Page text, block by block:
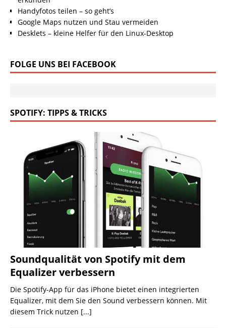
Handyfotos teilen – so geht’s
Google Maps nutzen und Stau vermeiden
Desklets – kleine Helfer für den Linux-Desktop
FOLGE UNS BEI FACEBOOK
SPOTIFY: TIPPS & TRICKS
Soundqualität von Spotify mit dem
Equalizer verbessern
Die Spotify-App für das iPhone bietet einen integrierten
Equalizer, mit dem Sie den Sound verbessern können. Mit
diesem Trick nutzen [...]